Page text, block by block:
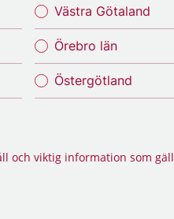
Västra Götaland
Örebro län
Östergötland
och viktig information som